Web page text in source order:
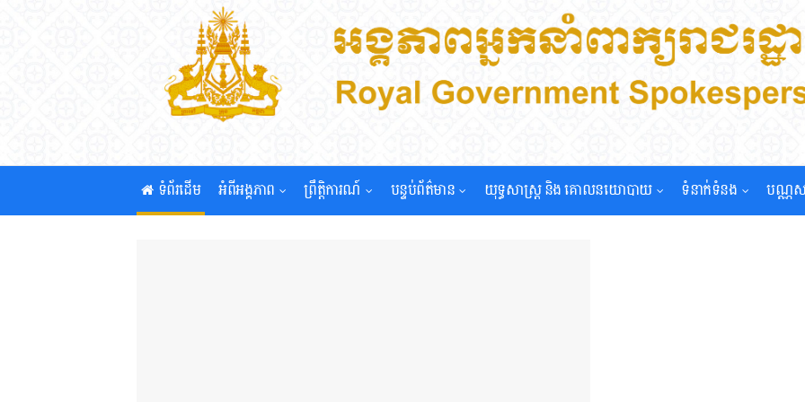
ទំព័រដើម អំពីអង្គភាព ព្រឹត្តិការណ៍ បន្ទប់ព័ត៌មាន យុទ្ធសាស្រ្ត និង គោលនយោបាយ ទំនាក់ទំនង បណ្ណស